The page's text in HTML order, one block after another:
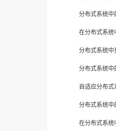
分布式系统中
在分布式系
分布式系统中
分布式系统中
自适应分布式
分布式系统中
在分布式系统